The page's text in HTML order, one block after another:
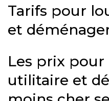
Tarifs pour
et
Les prix
utilitaire et